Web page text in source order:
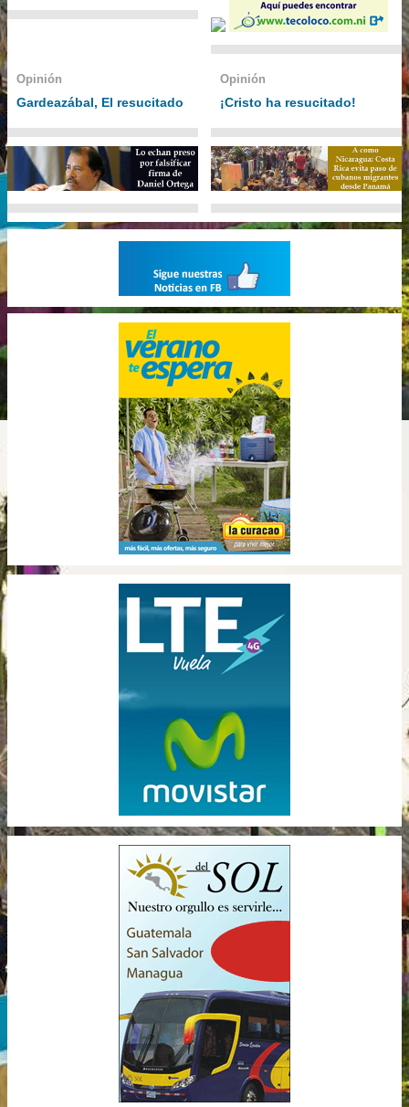
Opinión
Gardeazábal, El resucitado
Opinión
¡Cristo ha resucitado!